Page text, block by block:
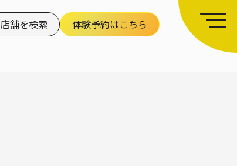
店舗を検索 体験予約はこちら